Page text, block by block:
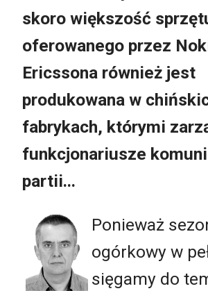
skoro większość
oferowanego przez
Ericssona również jest
produkowana w
fabrykach, którymi
funkcjonariusze
partii...
Ponieważ
ogórkowy w
sięgamy do